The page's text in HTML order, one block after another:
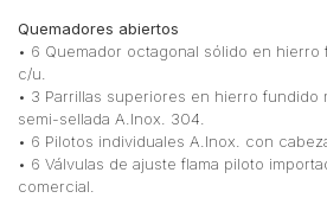
Quemadores abiertos
• 6 Quemador octagonal sólido en
c/u.
• 3 Parrillas superiores en hierro fundido
semi-sellada A.Inox. 304.
• 6 Pilotos individuales A.Inox. con
• 6 Válvulas de ajuste flama piloto
comercial.